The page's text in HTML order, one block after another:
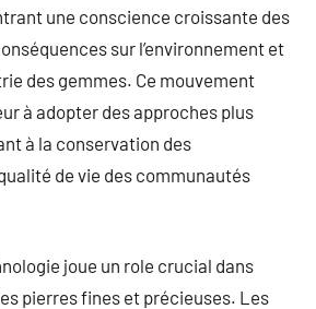
une conscience croissante des
sur l’environnement et
des gemmes. Ce mouvement
à adopter des approches plus
à la conservation des
de vie des communautés
joue un role crucial dans
pierres fines et précieuses. Les